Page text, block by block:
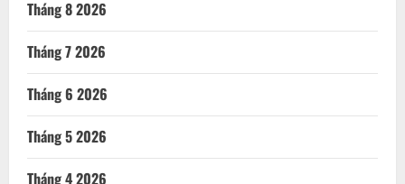
Tháng 2 2026
Tháng 1 2026
Tháng 12 2025
Tháng 11 2025